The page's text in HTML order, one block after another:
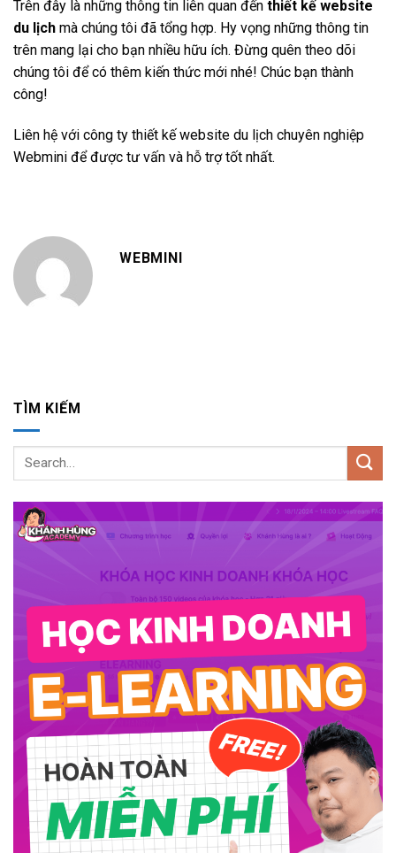
Trên đây là những thông tin liên quan đến thiết kế website
du lịch mà chúng tôi đã tổng hợp. Hy vọng những thông tin
trên mang lại cho bạn nhiều hữu ích. Đừng quên theo dõi
chúng tôi để có thêm kiến thức mới nhé! Chúc bạn thành
công!
Liên hệ với công ty thiết kế website du lịch chuyên nghiệp
Webmini để được tư vấn và hỗ trợ tốt nhất.
WEBMINI
TÌM KIẾM